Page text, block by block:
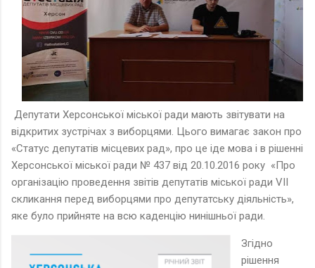
Депутати Херсонської міської ради мають звітувати на
відкритих зустрічах з виборцями. Цього вимагає закон про
«Статус депутатів місцевих рад», про це іде мова і в рішенні
Херсонської міської ради № 437 від 20.10.2016 року «Про
організацію проведення звітів депутатів міської ради VІІ
скликання перед виборцями про депутатську діяльність»,
яке було прийняте на всю каденцію нинішньої ради.
Згідно
рішення